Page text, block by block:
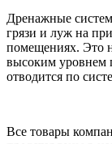
Дренажные
грязи и луж на
помещениях. Это
высоким уровнем
отводится по
Все товары